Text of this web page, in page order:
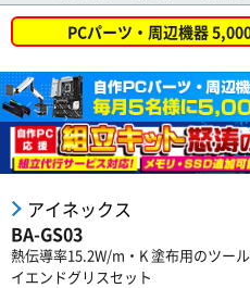
PCパーツ・周辺機器
アイネックス
BA-GS03
熱伝導率15.2W/m・K 塗布用のツー
イエンドグリスセット